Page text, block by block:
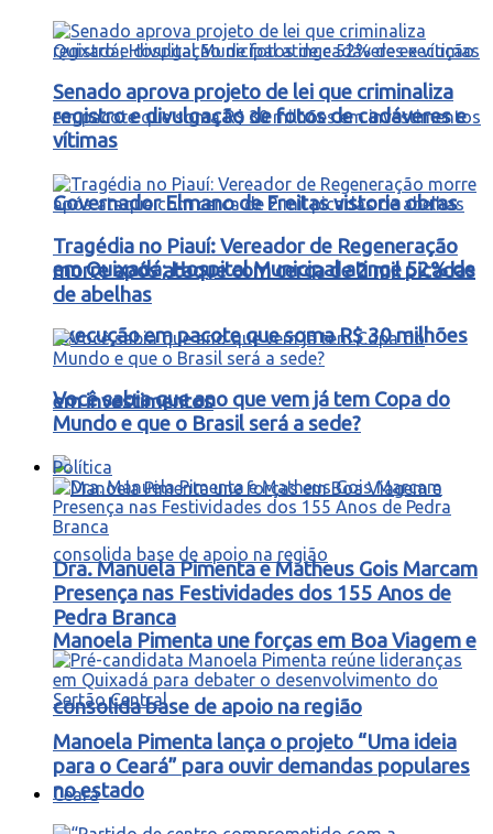
Governador Elmano de Freitas vistoria obras
em Quixadá; Hospital Municipal atinge 52% de
execução em pacote que soma R$ 30 milhões
em investimentos
Manoela Pimenta une forças em Boa Viagem e
consolida base de apoio na região
Ceará
Senado aprova projeto de lei que criminaliza
registro e divulgação de fotos de cadáveres e
vítimas
Tragédia no Piauí: Vereador de Regeneração
morre após ataque com cerca de 2 mil picadas
de abelhas
Você sabia que ano que vem já tem Copa do
Mundo e que o Brasil será a sede?
Política
Dra. Manuela Pimenta e Matheus Gois Marcam
Presença nas Festividades dos 155 Anos de
Pedra Branca
Manoela Pimenta lança o projeto “Uma ideia
para o Ceará” para ouvir demandas populares
no estado